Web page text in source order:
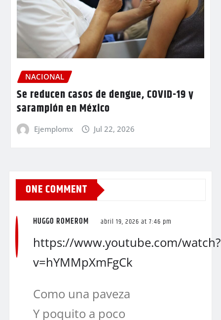
NACIONAL
Se reducen casos de dengue, COVID-19 y
sarampión en México
Ejemplomx Jul 22, 2026
ONE COMMENT
HUGGO ROMEROM abril 19, 2026 at 7:46 pm
https://www.youtube.com/watch?
v=hYMMpXmFgCk
Como una paveza
Y poquito a poco